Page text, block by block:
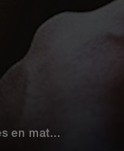
en mat...